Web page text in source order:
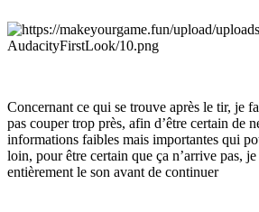
Concernant ce qui se trouve après le tir, je
pas couper trop près, afin d’être certain de
informations faibles mais importantes qui
loin, pour être certain que ça n’arrive pas,
entièrement le son avant de continuer